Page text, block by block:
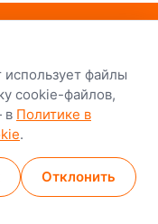
5
использует файлы
cookie-файлов,
в Политике в
.
Отклонить